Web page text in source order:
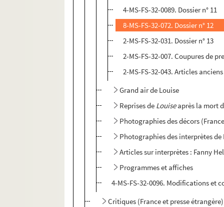
4-MS-FS-32-0089. Dossier n° 11
8-MS-FS-32-072. Dossier n° 12
2-MS-FS-32-031. Dossier n° 13
2-MS-FS-32-007. Coupures de
2-MS-FS-32-043. Articles
Grand air de Louise
Reprises de Louiseaprès la mort
Photographies des décors
Photographies des interprètes de
Articles sur interprètes : Fanny
Programmes et affiches
4-MS-FS-32-0096. Modifications et
Critiques (France et presse